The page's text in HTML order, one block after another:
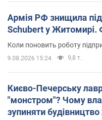
Армія РФ знищила
Schubert у Житомирі.
Коли поновить роботу
9.08.2026 15:24 9,8 т.
Києво-Печерську
"монстром"? Чому
зупиняти